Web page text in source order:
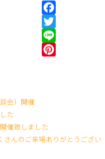
Facebook
Twitter
Line
会）開催
た
催致しました
さんのご来場ありがとうござい